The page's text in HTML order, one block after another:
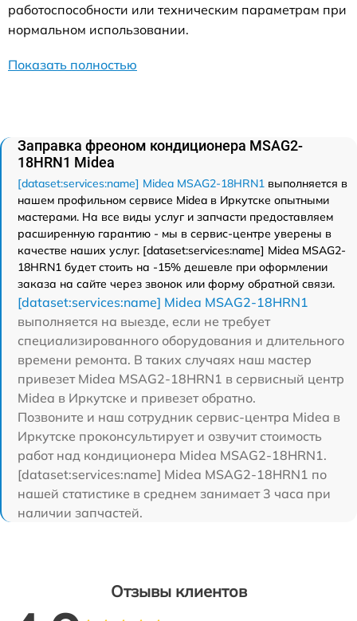
работоспособности или техническим параметрам при
нормальном использовании.
Показать полностью
Заправка фреоном кондиционера MSAG2-
18HRN1 Midea
[dataset:services:name] Midea MSAG2-18HRN1 выполняется в
нашем профильном сервисе Midea в Иркутске опытными
мастерами. На все виды услуг и запчасти предоставляем
расширенную гарантию - мы в сервис-центре уверены в
качестве наших услуг. [dataset:services:name] Midea MSAG2-
18HRN1 будет стоить на -15% дешевле при оформлении
заказа на сайте через звонок или форму обратной связи.
[dataset:services:name] Midea MSAG2-18HRN1
выполняется на выезде, если не требует
специализированного оборудования и длительного
времени ремонта. В таких случаях наш мастер
привезет Midea MSAG2-18HRN1 в сервисный центр
Midea в Иркутске и привезет обратно.
Позвоните и наш сотрудник сервис-центра Midea в
Иркутске проконсультирует и озвучит стоимость
работ над кондиционера Midea MSAG2-18HRN1.
[dataset:services:name] Midea MSAG2-18HRN1 по
нашей статистике в среднем занимает 3 часа при
наличии запчастей.
Отзывы клиентов